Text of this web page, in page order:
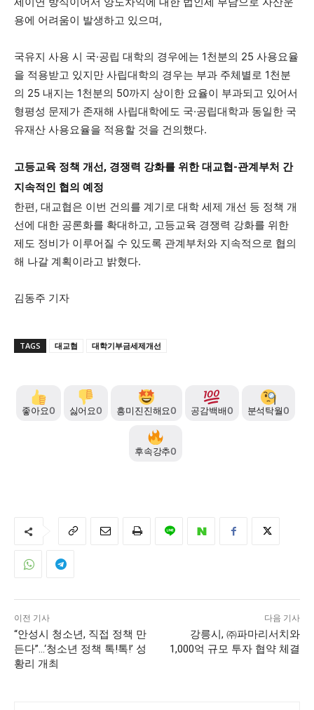
용에 어려움이 발생하고 있으며,
국유지 사용 시 국·공립 대학의 경우에는 1천분의 25 사용요율
을 적용받고 있지만 사립대학의 경우는 부과 주체별로 1천분
의 25 내지는 1천분의 50까지 상이한 요율이 부과되고 있어서
형평성 문제가 존재해 사립대학에도 국·공립대학과 동일한 국
유재산 사용요율을 적용할 것을 건의했다.
고등교육 정책 개선, 경쟁력 강화를 위한 대교협-관계부처 간
지속적인 협의 예정
한편, 대교협은 이번 건의를 계기로 대학 세제 개선 등 정책 개
선에 대한 공론화를 확대하고, 고등교육 경쟁력 강화를 위한
제도 정비가 이루어질 수 있도록 관계부처와 지속적으로 협의
해 나갈 계획이라고 밝혔다.
김동주 기자
TAGS 대교협 대학기부금세제개선
좋아요0 싫어요0 흥미진진해요0 공감백배0 분석탁월0
후속강추0
이전 기사
“안성시 청소년, 직접 정책 만
든다”…‘청소년 정책 톡!톡!’ 성
황리 개최
다음 기사
강릉시, ㈜파마리서치와
1,000억 규모 투자 협약 체결